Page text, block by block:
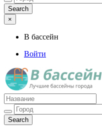
×
В бассейн
Войти
Лучшие бассейны города